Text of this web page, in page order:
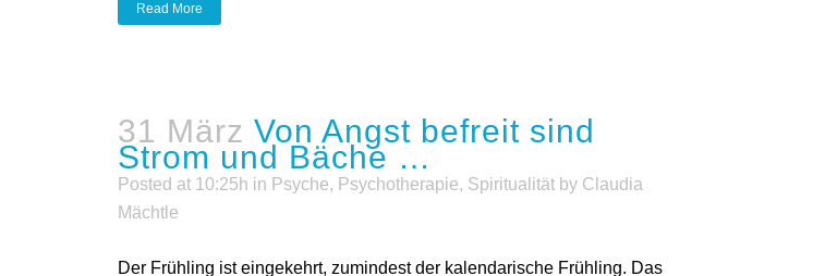
Read More